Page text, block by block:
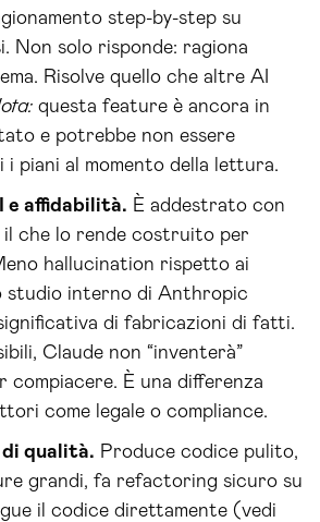
step-by-step su
Non solo risponde: ragiona
Risolve quello che altre AI
questa feature è ancora in
e potrebbe non essere
piani al momento della lettura.
affidabilità. È addestrato con
che lo rende costruito per
hallucination rispetto ai
interno di Anthropic
di fabricazioni di fatti.
Claude non “inventerà”
compiacere. È una differenza
come legale o compliance.
qualità. Produce codice pulito,
grandi, fa refactoring sicuro su
il codice direttamente (vedi